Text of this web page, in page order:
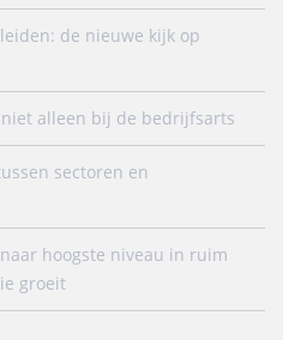
de nieuwe kijk op
alleen bij de bedrijfsarts
sectoren en
hoogste niveau in ruim
groeit